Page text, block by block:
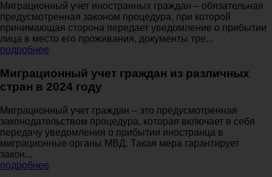
Миграционный учет иностранных граждан – обязательная
предусмотренная законом процедура, при которой
принимающая сторона передает уведомление о прибытии
лица в место его проживания, документы тре...
подробнее
Миграционный учет граждан из различных
стран в 2024 году
Миграционный учет граждан – это предусмотренная
законодательством процедура, которая включает в себя
передачу уведомления о прибытии иностранца в
миграционные органы МВД. Такая мера гарантирует
закон...
подробнее